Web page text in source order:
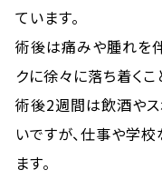
ています。
術後は痛みや腫れを
クに徐々に落ち着くこ
術後2週間は飲酒や
いですが、仕事や学
ます。